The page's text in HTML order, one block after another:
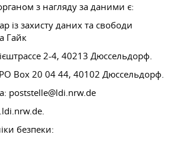
з нагляду за даними є:
із захисту даних та свободи
Гайк
2-4, 40213 Дюссельдорф.
Box 20 04 44, 40102 Дюссельдорф.
poststelle@ldi.nrw.de
безпеки: